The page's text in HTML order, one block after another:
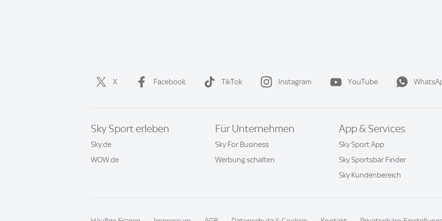
X Facebook TikTok Instagram YouTube
Sky Sport erleben
Sky.de
WOW.de
Für Unternehmen
Sky For Business
Werbung schalten
App & Services
Sky Sport App
Sky Sportsbar Finder
Sky Kundenbereich